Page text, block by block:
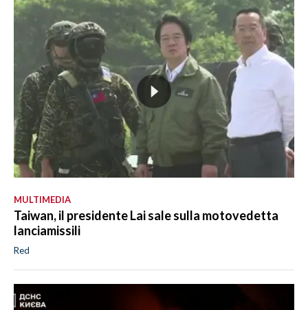
MULTIMEDIA
Taiwan, il presidente Lai sale sulla motovedetta
lanciamissili
Red